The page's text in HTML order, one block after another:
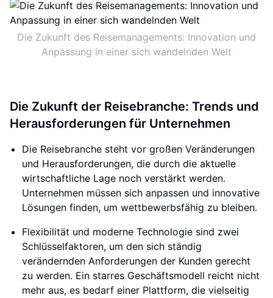
Die Zukunft des Reisemanagements: Innovation und
Anpassung in einer sich wandelnden Welt
Die Zukunft der Reisebranche: Trends und
Herausforderungen für Unternehmen
Die Reisebranche steht vor großen Veränderungen
und Herausforderungen, die durch die aktuelle
wirtschaftliche Lage noch verstärkt werden.
Unternehmen müssen sich anpassen und innovative
Lösungen finden, um wettbewerbsfähig zu bleiben.
Flexibilität und moderne Technologie sind zwei
Schlüsselfaktoren, um den sich ständig
verändernden Anforderungen der Kunden gerecht
zu werden. Ein starres Geschäftsmodell reicht nicht
mehr aus, es bedarf einer Plattform, die vielseitig